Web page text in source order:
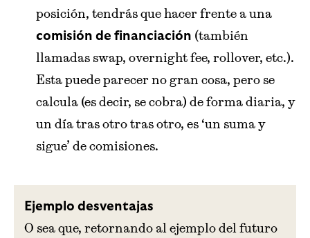
posición, tendrás que hacer frente a una
comisión de financiación (también
llamadas swap, overnight fee, rollover, etc.).
Esta puede parecer no gran cosa, pero se
calcula (es decir, se cobra) de forma diaria, y
un día tras otro tras otro, es ‘un suma y
sigue’ de comisiones.
Ejemplo desventajas
O sea que, retornando al ejemplo del futuro